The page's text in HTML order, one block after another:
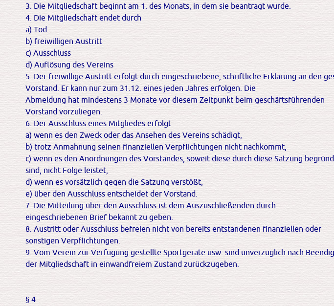
3. Die Mitgliedschaft beginnt am 1. des Monats, in dem sie beantragt wurde.
4. Die Mitgliedschaft endet durch
a) Tod
b) freiwilligen Austritt
c) Ausschluss
d) Auflösung des Vereins
5. Der freiwillige Austritt erfolgt durch eingeschriebene, schriftliche Erklärung an den
Vorstand. Er kann nur zum 31.12. eines jeden Jahres erfolgen. Die
Abmeldung hat mindestens 3 Monate vor diesem Zeitpunkt beim geschäftsführenden
Vorstand vorzuliegen.
6. Der Ausschluss eines Mitgliedes erfolgt
a) wenn es den Zweck oder das Ansehen des Vereins schädigt,
b) trotz Anmahnung seinen finanziellen Verpflichtungen nicht nachkommt,
c) wenn es den Anordnungen des Vorstandes, soweit diese durch diese Satzung
sind, nicht Folge leistet,
d) wenn es vorsätzlich gegen die Satzung verstößt,
e) über den Ausschluss entscheidet der Vorstand.
7. Die Mitteilung über den Ausschluss ist dem Auszuschließenden durch
eingeschriebenen Brief bekannt zu geben.
8. Austritt oder Ausschluss befreien nicht von bereits entstandenen finanziellen oder
sonstigen Verpflichtungen.
9. Vom Verein zur Verfügung gestellte Sportgeräte usw. sind unverzüglich nach
der Mitgliedschaft in einwandfreiem Zustand zurückzugeben.
§ 4